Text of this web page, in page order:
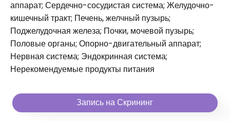
аппарат; Сердечно-сосудистая система; Желудочно-
кишечный тракт; Печень, желчный пузырь;
Поджелудочная железа; Почки, мочевой пузырь;
Половые органы; Опорно-двигательный аппарат;
Нервная система; Эндокринная система;
Нерекомендуемые продукты питания
Запись на Скрининг